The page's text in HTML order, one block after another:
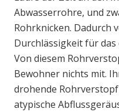
Abwasserrohre, und
Rohrknicken. Dadurch
Durchlässigkeit für
Von diesem
Bewohner nichts mit.
drohende
atypische